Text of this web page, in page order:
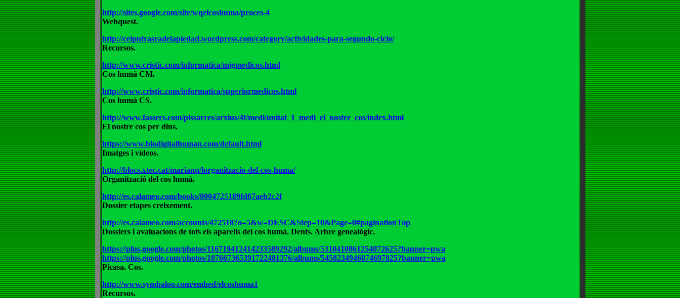
http://sites.google.com/site/wqelcoshuma/proces-4
Webquest.
http://ceipntrasradelapiedad.wordpress.com/category/actividades-para-segundo-ciclo/
Recursos.
http://www.cristic.com/informatica/migmedicos.html
Cos humà CM.
http://www.cristic.com/informatica/superiormedicos.html
Cos humà CS.
http://www.fassers.com/pissarres/arxius/4t/medi/unitat_1_medi_el_nostre_cos/index.html
El nostre cos per dins.
https://www.biodigitalhuman.com/default.html
Imatges i vídeos.
http://blocs.xtec.cat/marianq/lorganitzacio-del-cos-huma/
Organització del cos humà.
http://es.calameo.com/books/0004725189fd67aeb2c2f
Dossier etapes creixement.
http://es.calameo.com/accounts/472518?o=5&w=DESC&Step=10&Page=0#paginationTop
Dossiers i avaluacions de tots els aparells del cos humà. Dents. Arbre genealògic.
https://plus.google.com/photos/116719412414233589292/albums/5310410861254072625?banner=pwa
https://plus.google.com/photos/107667365391722481376/albums/5458234946074697825?banner=pwa
Picasa. Cos.
http://www.symbaloo.com/embed/elcoshuma1
Recursos.